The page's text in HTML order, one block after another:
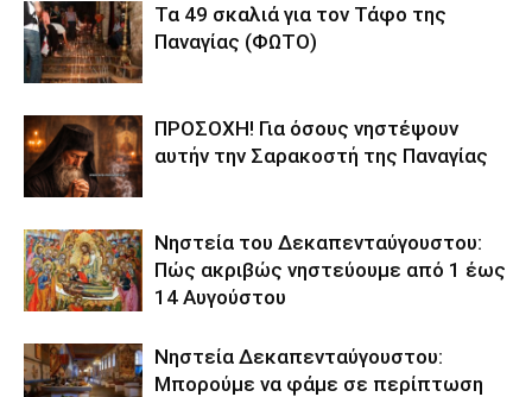
Τα 49 σκαλιά για τον Τάφο της
Παναγίας (ΦΩΤΟ)
ΠΡΟΣΟΧΗ! Για όσους νηστέψουν
αυτήν την Σαρακοστή της Παναγίας
Νηστεία του Δεκαπενταύγουστου:
Πώς ακριβώς νηστεύουμε από 1 έως
14 Αυγούστου
Νηστεία Δεκαπενταύγουστου:
Μπορούμε να φάμε σε περίπτωση